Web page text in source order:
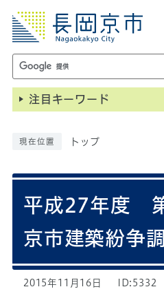
注目キーワード
現在位置 トップ
平成27年度
京市建築紛争
2015年11月16日 ID:5332